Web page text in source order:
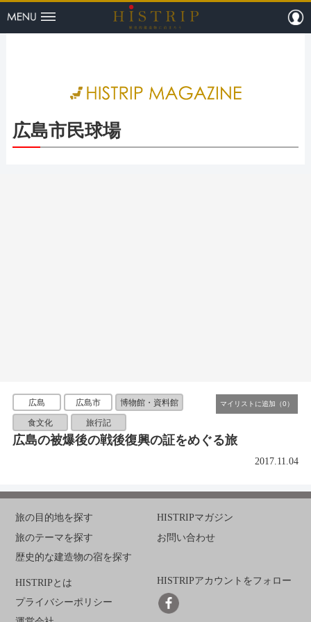
HISTRIP（
広島市民球場
広島 広島市 博物館・資料館
食文化 旅行記
広島の被爆後の戦後復興の証をめぐる旅
2017.11.04
旅の目的地を探す
旅のテーマを探す
歴史的な建造物の宿を探す
HISTRIPマガジン
お問い合わせ
HISTRIPとは
プライバシーポリシー
HISTRIPアカウントをフォロー